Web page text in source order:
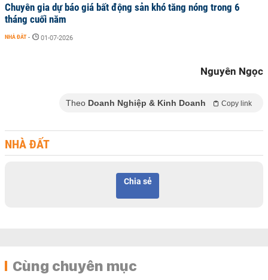
Chuyên gia dự báo giá bất động sản khó tăng nóng trong 6
tháng cuối năm
NHÀ ĐẤT - 01-07-2026
Nguyên Ngọc
Theo Doanh Nghiệp & Kinh Doanh Copy link
NHÀ ĐẤT
Chia sẻ
Cùng chuyên mục